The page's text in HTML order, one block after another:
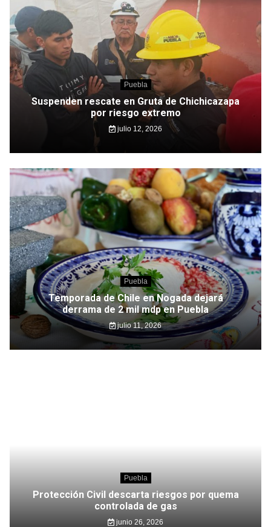
Puebla
Suspenden rescate en Gruta de Chichicazapa
por riesgo extremo
julio 12, 2026
Puebla
Temporada de Chile en Nogada dejará
derrama de 2 mil mdp en Puebla
julio 11, 2026
Puebla
Protección Civil descarta riesgos por quema
controlada de gas
junio 26, 2026